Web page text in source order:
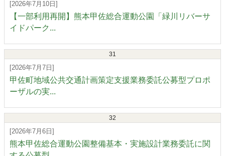
[2026年7月10日]
【一部利用再開】熊本甲佐総合運動公園「緑川リバーサ
イドパーク...
31
[2026年7月7日]
甲佐町地域公共交通計画策定支援業務委託公募型プロポ
ーザルの実...
32
[2026年7月6日]
熊本甲佐総合運動公園整備基本・実施設計業務委託に関